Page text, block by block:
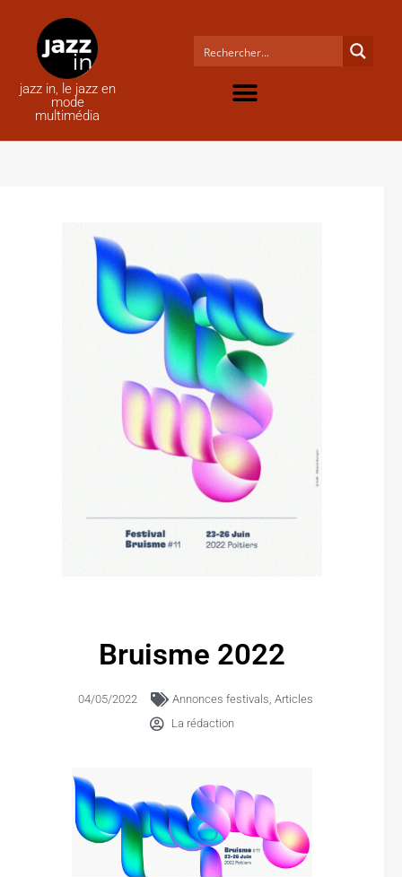
jazz in, le jazz en
mode
multimédia
Bruisme 2022
04/05/2022 Annonces festivals, Articles
La rédaction